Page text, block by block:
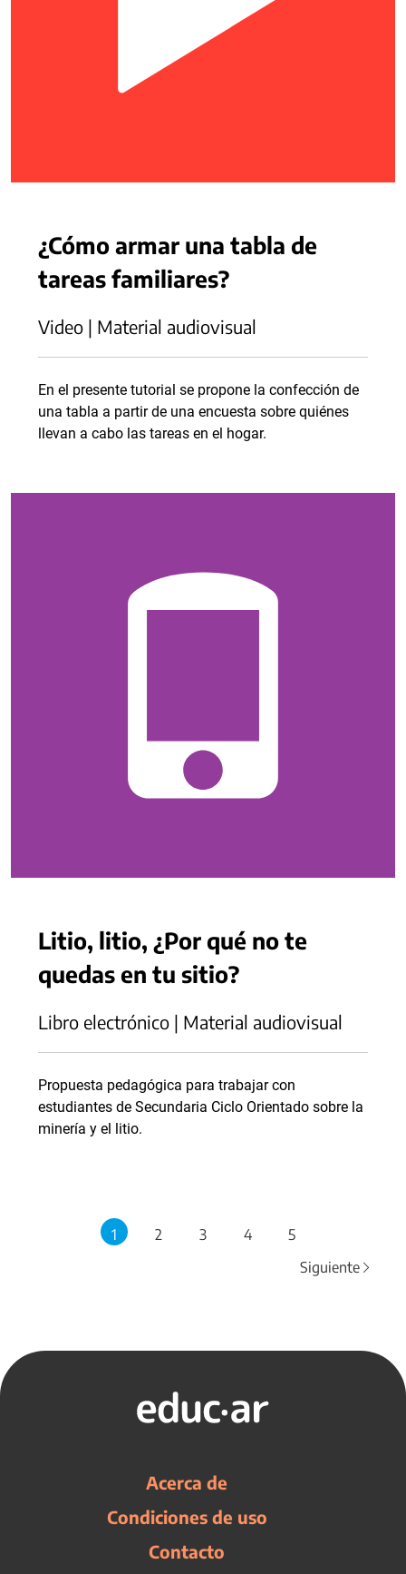
¿Cómo armar una tabla de
tareas familiares?
Video | Material audiovisual
En el presente tutorial se propone la confección de
una tabla a partir de una encuesta sobre quiénes
llevan a cabo las tareas en el hogar.
Litio, litio, ¿Por qué no te
quedas en tu sitio?
Libro electrónico | Material audiovisual
Propuesta pedagógica para trabajar con
estudiantes de Secundaria Ciclo Orientado sobre la
minería y el litio.
1 2 3 4
5
Siguiente
Acerca de
Condiciones de uso
Contacto